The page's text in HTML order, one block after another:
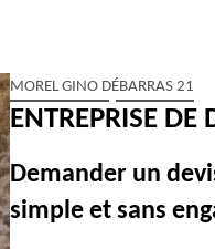
MOREL GINO DÉBARRAS 21
ENTREPRISE DE
Demander un
simple et sans